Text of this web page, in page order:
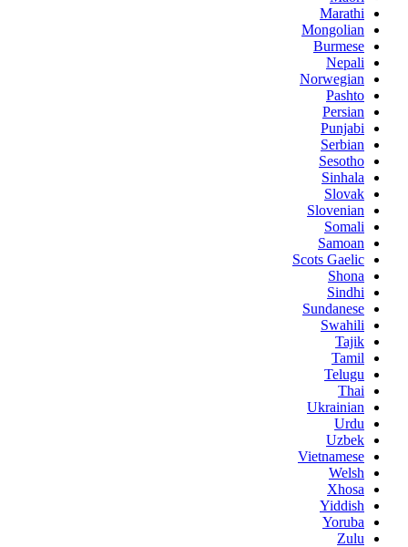
Marathi
Mongolian
Burmese
Nepali
Norwegian
Pashto
Persian
Punjabi
Serbian
Sesotho
Sinhala
Slovak
Slovenian
Somali
Samoan
Scots Gaelic
Shona
Sindhi
Sundanese
Swahili
Tajik
Tamil
Telugu
Thai
Ukrainian
Urdu
Uzbek
Vietnamese
Welsh
Xhosa
Yiddish
Yoruba
Zulu